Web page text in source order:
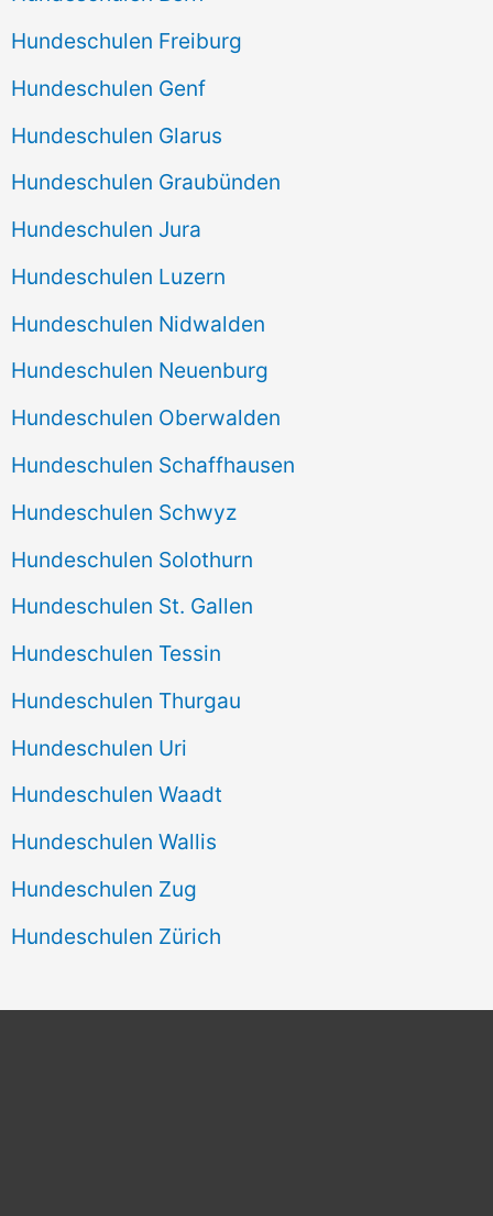
Hundeschulen Freiburg
Hundeschulen Genf
Hundeschulen Glarus
Hundeschulen Graubünden
Hundeschulen Jura
Hundeschulen Luzern
Hundeschulen Nidwalden
Hundeschulen Neuenburg
Hundeschulen Oberwalden
Hundeschulen Schaffhausen
Hundeschulen Schwyz
Hundeschulen Solothurn
Hundeschulen St. Gallen
Hundeschulen Tessin
Hundeschulen Thurgau
Hundeschulen Uri
Hundeschulen Waadt
Hundeschulen Wallis
Hundeschulen Zug
Hundeschulen Zürich